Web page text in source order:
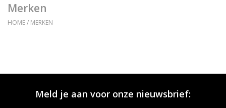
Toetsing
Merken
HOME/ MERKEN
Meld je aan voor onze nieuwsbrief: